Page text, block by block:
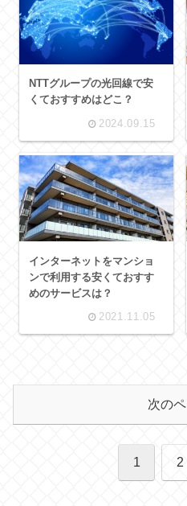
NTTグループの光回線で安
くておすすめはどこ？
2024.09.15
インターネットをマンショ
ンで利用する安くておすす
めのサービスは？
2021.11.05
次の
1 2